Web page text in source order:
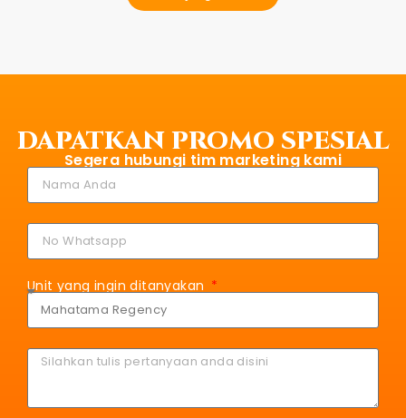
DAPATKAN PROMO SPESIAL
Segera hubungi tim marketing kami
Unit yang ingin ditanyakan